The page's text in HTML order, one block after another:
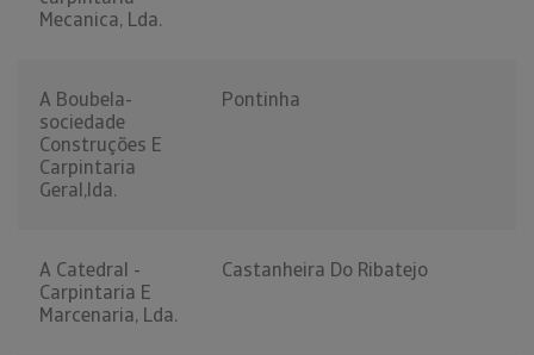
Mecanica, Lda.
A Boubela-
sociedade
Construções E
Carpintaria
Geral,lda.
Pontinha
A Catedral -
Carpintaria E
Marcenaria, Lda.
Castanheira Do Ribatejo